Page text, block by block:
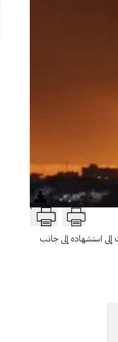
T
استشهاده إلى جانب